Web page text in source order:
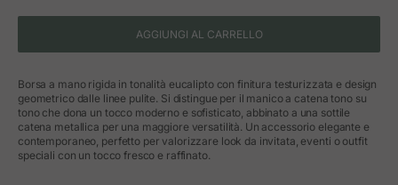
AGGIUNGI AL CARRELLO
Borsa a mano rigida in tonalità eucalipto con finitura testurizzata e design
geometrico dalle linee pulite. Si distingue per il manico a catena tono su
tono che dona un tocco moderno e sofisticato, abbinato a una sottile
catena metallica per una maggiore versatilità. Un accessorio elegante e
contemporaneo, perfetto per valorizzare look da invitata, eventi o outfit
speciali con un tocco fresco e raffinato.